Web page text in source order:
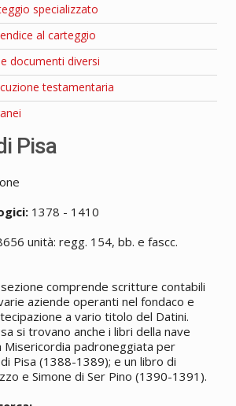
specializzato
al carteggio
documenti diversi
testamentaria
Pisa
1378 - 1410
unità: regg. 154, bb. e fascc.
comprende scritture contabili
aziende operanti nel fondaco e
a vario titolo del Datini.
si trovano anche i libri della nave
Misericordia padroneggiata per
Pisa (1388-1389); e un libro di
e Simone di Ser Pino (1390-1391).